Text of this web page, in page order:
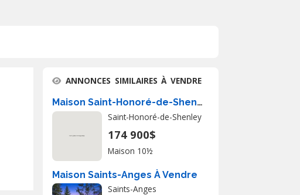
ANNONCES SIMILAIRES À VENDRE
Maison Saint-Honoré-de-Shenley � Vendre
Saint-Honoré-de-Shenley
174 900$
Maison 10½
Maison Saints-Anges À Vendre
Saints-Anges